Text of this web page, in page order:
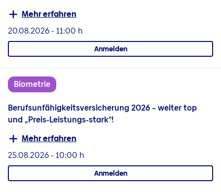
Mehr erfahren
20.08.2026- 11:00 h
Anmelden
Biometrie
Berufsunfähigkeitsversicherung 2026 – weiter top
und „Preis-Leistungs-stark“!
Mehr erfahren
25.08.2026- 10:00 h
Anmelden